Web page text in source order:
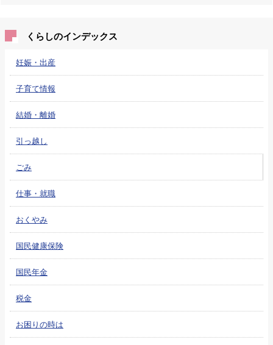
くらしのインデックス
妊娠・出産
子育て情報
結婚・離婚
引っ越し
ごみ
仕事・就職
おくやみ
国民健康保険
国民年金
税金
お困りの時は